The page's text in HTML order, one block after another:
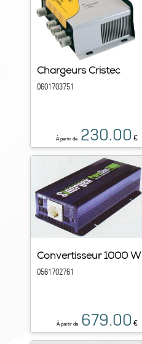
Chargeurs Cristec
0601703751
À partir de 230.00 €
Convertisseur 1000 W
0561702761
À partir de 679.00 €